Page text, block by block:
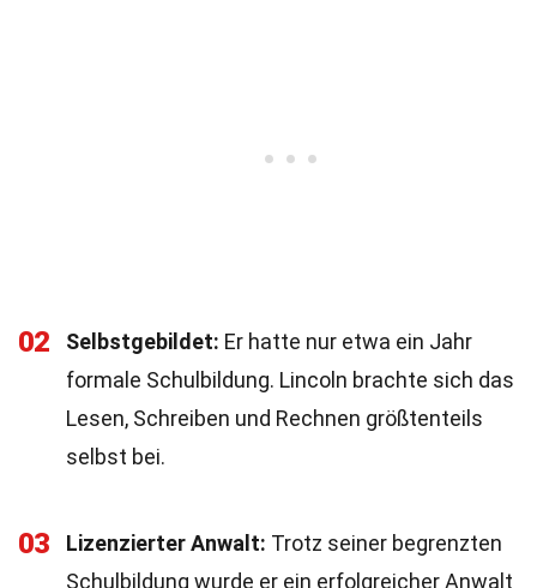
02 Selbstgebildet: Er hatte nur etwa ein Jahr
formale Schulbildung. Lincoln brachte sich das
Lesen, Schreiben und Rechnen größtenteils
selbst bei.
03 Lizenzierter Anwalt: Trotz seiner begrenzten
Schulbildung wurde er ein erfolgreicher Anwalt